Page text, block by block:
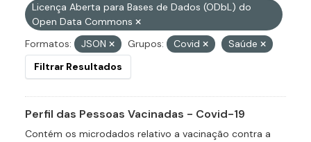
Licença Aberta para Bases de Dados (ODbL) do
Open Data Commons
Formatos:
JSON Grupos: Covid
Saúde
Filtrar Resultados
Perfil das Pessoas Vacinadas - Covid-19
Contém os microdados relativo a vacinação contra a